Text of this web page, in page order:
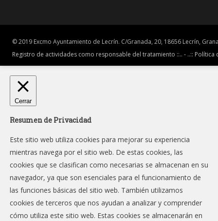
© 2019 Excmo Ayuntamiento de Lecrín. C/Granada, 20, 18656 Lecrín,
Registro de actividades como responsable del tratamiento ::.. - ..:: Política
Cerrar
Resumen de Privacidad
Este sitio web utiliza cookies para mejorar su experiencia
mientras navega por el sitio web. De estas cookies, las
cookies que se clasifican como necesarias se almacenan en su
navegador, ya que son esenciales para el funcionamiento de
las funciones básicas del sitio web. También utilizamos
cookies de terceros que nos ayudan a analizar y comprender
cómo utiliza este sitio web. Estas cookies se almacenarán en